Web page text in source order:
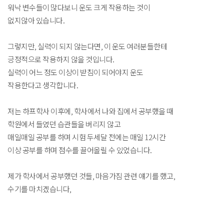
워낙 변수들이 많다보니 운도 크게 작용하는 것이
없지않아 있습니다.
그렇지만, 실력이 되지 않는다면, 이 운도 여러분들한테
긍정적으로 작용하지 않을 것입니다.
실력이 어느 정도 이상이 받침이 되어야지 운도
작용한다고 생각합니다.
저는 하프학사 이후에, 학사에서 나와 집에서 공부했을 때
학원에서 들였던 습관들을 버리지 않고
매일매일 공부를 하며 시험 두세달 전에는 매일 12시간
이상 공부를 하며 점수를 끌어올릴 수 있었습니다.
제가 학사에서 공부했던 것들, 마음가짐 관련 얘기를 했고,
수기를 마치겠습니다,